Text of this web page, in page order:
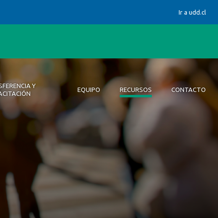
Ir a udd.cl
UDD
Y
y capacitación
EQUIPO RECURSOS CONTACTO